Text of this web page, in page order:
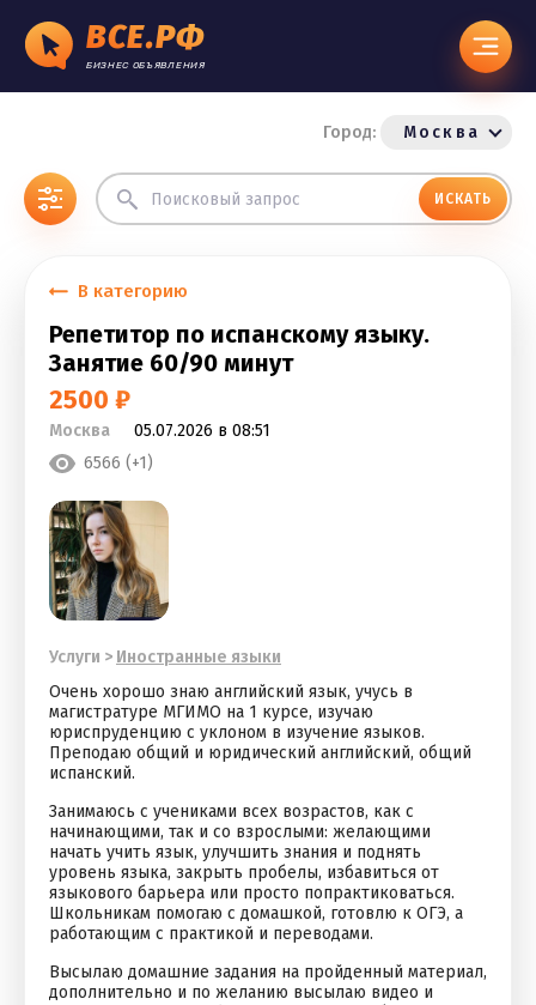
ВСЕ.РФ
БИЗНЕС ОБЪЯВЛЕНИЯ
Город: Москва
ИСКАТЬ
В категорию
Репетитор по испанскому языку.
Занятие 60/90 минут
2500 ₽
Москва
05.07.2026 в 08:51
6566 (+1)
Услуги > Иностранные языки
Очень хорошо знаю английский язык, учусь в
магистратуре МГИМО на 1 курсе, изучаю
юриспруденцию с уклоном в изучение языков.
Преподаю общий и юридический английский, общий
испанский.
Занимаюсь с учениками всех возрастов, как с
начинающими, так и со взрослыми: желающими
начать учить язык, улучшить знания и поднять
уровень языка, закрыть пробелы, избавиться от
языкового барьера или просто попрактиковаться.
Школьникам помогаю с домашкой, готовлю к ОГЭ, а
работающим с практикой и переводами.
Высылаю домашние задания на пройденный материал,
дополнительно и по желанию высылаю видео и